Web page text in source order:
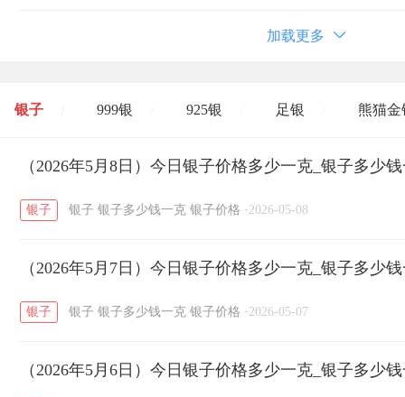
加载更多
银子 999银 925银 足银 熊猫金
开国纪念币 大清银币 / 长城币 / 老
菜百 周生生 周大生
六福 / 金至尊 / 潮宏基 / 亚一金店
（2026年5月8日）今日银子价格多少一克_银子多少
银子 银子 银子多少钱一克 银子价格 · 2026-05-08
（2026年5月7日）今日银子价格多少一克_银子多少
银子 银子 银子多少钱一克 银子价格 · 2026-05-07
（2026年5月6日）今日银子价格多少一克_银子多少